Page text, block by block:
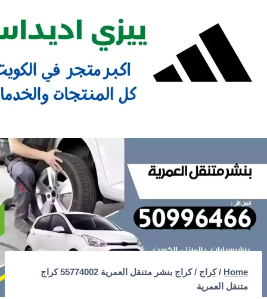
content
Home
/ كراج /
كراج بنشر متنقل العمرية 55774002‬ كراج
متنقل العمرية